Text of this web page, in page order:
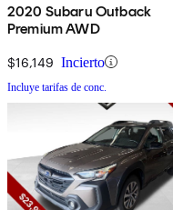
2020 Subaru Outback
Premium AWD
$16,149 Incierto
Incluye tarifas de conc.